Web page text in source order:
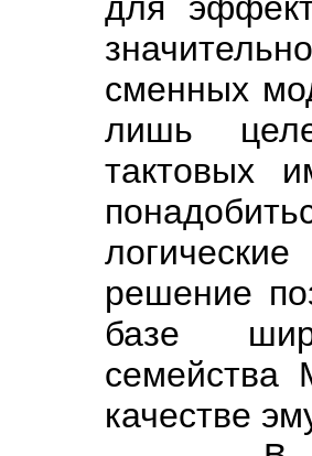
сменных
лишь
тактовых
решение
базе
семейства
качестве